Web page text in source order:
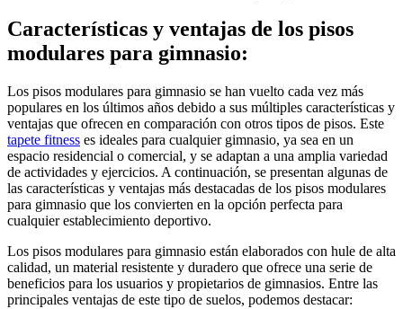
Características y ventajas de los pisos
modulares para gimnasio:
Los pisos modulares para gimnasio se han vuelto cada vez más
populares en los últimos años debido a sus múltiples características y
ventajas que ofrecen en comparación con otros tipos de pisos. Este
tapete fitness es ideales para cualquier gimnasio, ya sea en un
espacio residencial o comercial, y se adaptan a una amplia variedad
de actividades y ejercicios. A continuación, se presentan algunas de
las características y ventajas más destacadas de los pisos modulares
para gimnasio que los convierten en la opción perfecta para
cualquier establecimiento deportivo.
Los pisos modulares para gimnasio están elaborados con hule de alta
calidad, un material resistente y duradero que ofrece una serie de
beneficios para los usuarios y propietarios de gimnasios. Entre las
principales ventajas de este tipo de suelos, podemos destacar: